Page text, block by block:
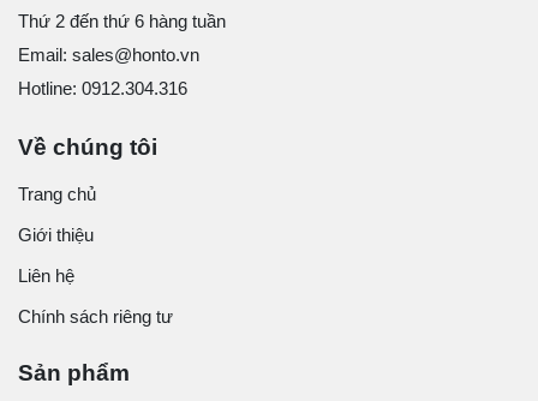
Thứ 2 đến thứ 6 hàng tuần
Email: sales@honto.vn
Hotline: 0912.304.316
Về chúng tôi
Trang chủ
Giới thiệu
Liên hệ
Chính sách riêng tư
Sản phẩm